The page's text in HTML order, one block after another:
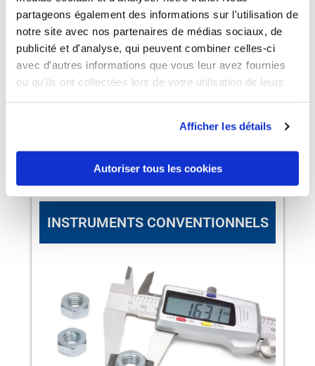
partageons également des informations sur l'utilisation de
notre site avec nos partenaires de médias sociaux, de
publicité et d'analyse, qui peuvent combiner celles-ci
avec d'autres informations que vous leur avez fournies
ou qu'ils ont collectées lors de votre utilisation de leurs
Afficher les détails
Autoriser tous les cookies
Têtes :Profilomètre + Rugosimètre
Course profil :200 mm
Incertitude constructeur profil :
(1,6 +
2Z/100) µm
Incertitude constructeur rugosité :
INSTRUMENTS CONVENTIONNELS